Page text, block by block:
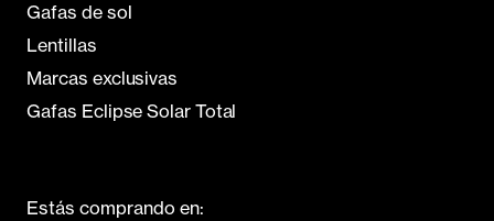
Gafas de sol
Lentillas
Marcas exclusivas
Gafas Eclipse Solar Total
Estás comprando en: